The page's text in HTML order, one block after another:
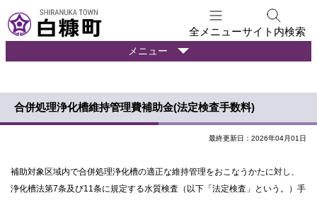
文
へ
ュ
へ
全メニューサイト内検索
暮
ら
の
情
報
メニュー
合併処理浄化槽維持管理費補助金(法定検査手数料)
最終更新日：2026年04月01日
補助対象区域内で合併処理浄化槽の適正な維持管理をおこなうかたに対し、
浄化槽法第7条及び11条に規定する水質検査（以下「法定検査」という。）手